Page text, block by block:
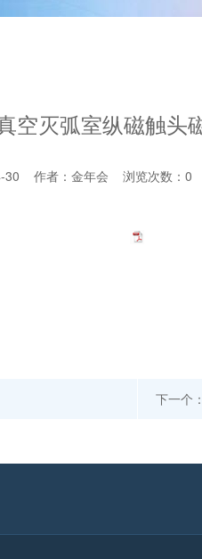
空灭弧室纵磁触头
作者：金年会 浏览次数： 0
下一个